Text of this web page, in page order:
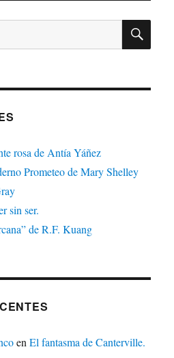
rosa de Antía Yáñez
Prometeo de Mary Shelley
sin ser.
de R.F. Kuang
enEl fantasma de Canterville.